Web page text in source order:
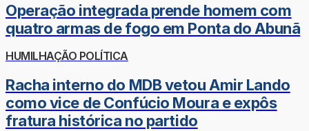
Operação integrada prende homem com
quatro armas de fogo em Ponta do Abunã
HUMILHAÇÃO POLÍTICA
Racha interno do MDB vetou Amir Lando
como vice de Confúcio Moura e expôs
fratura histórica no partido